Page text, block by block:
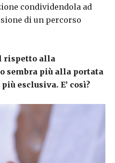
condividendola ad
di un percorso
rispetto alla
sembra più alla portata
esclusiva. E’ così?